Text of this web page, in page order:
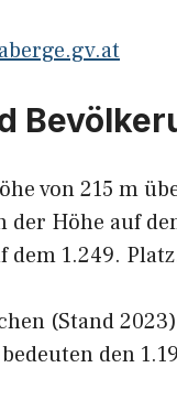
von 215 m
Höhe auf
dem 1.249.
(Stand
den